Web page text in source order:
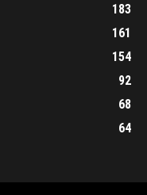
183
161
154
92
68
64